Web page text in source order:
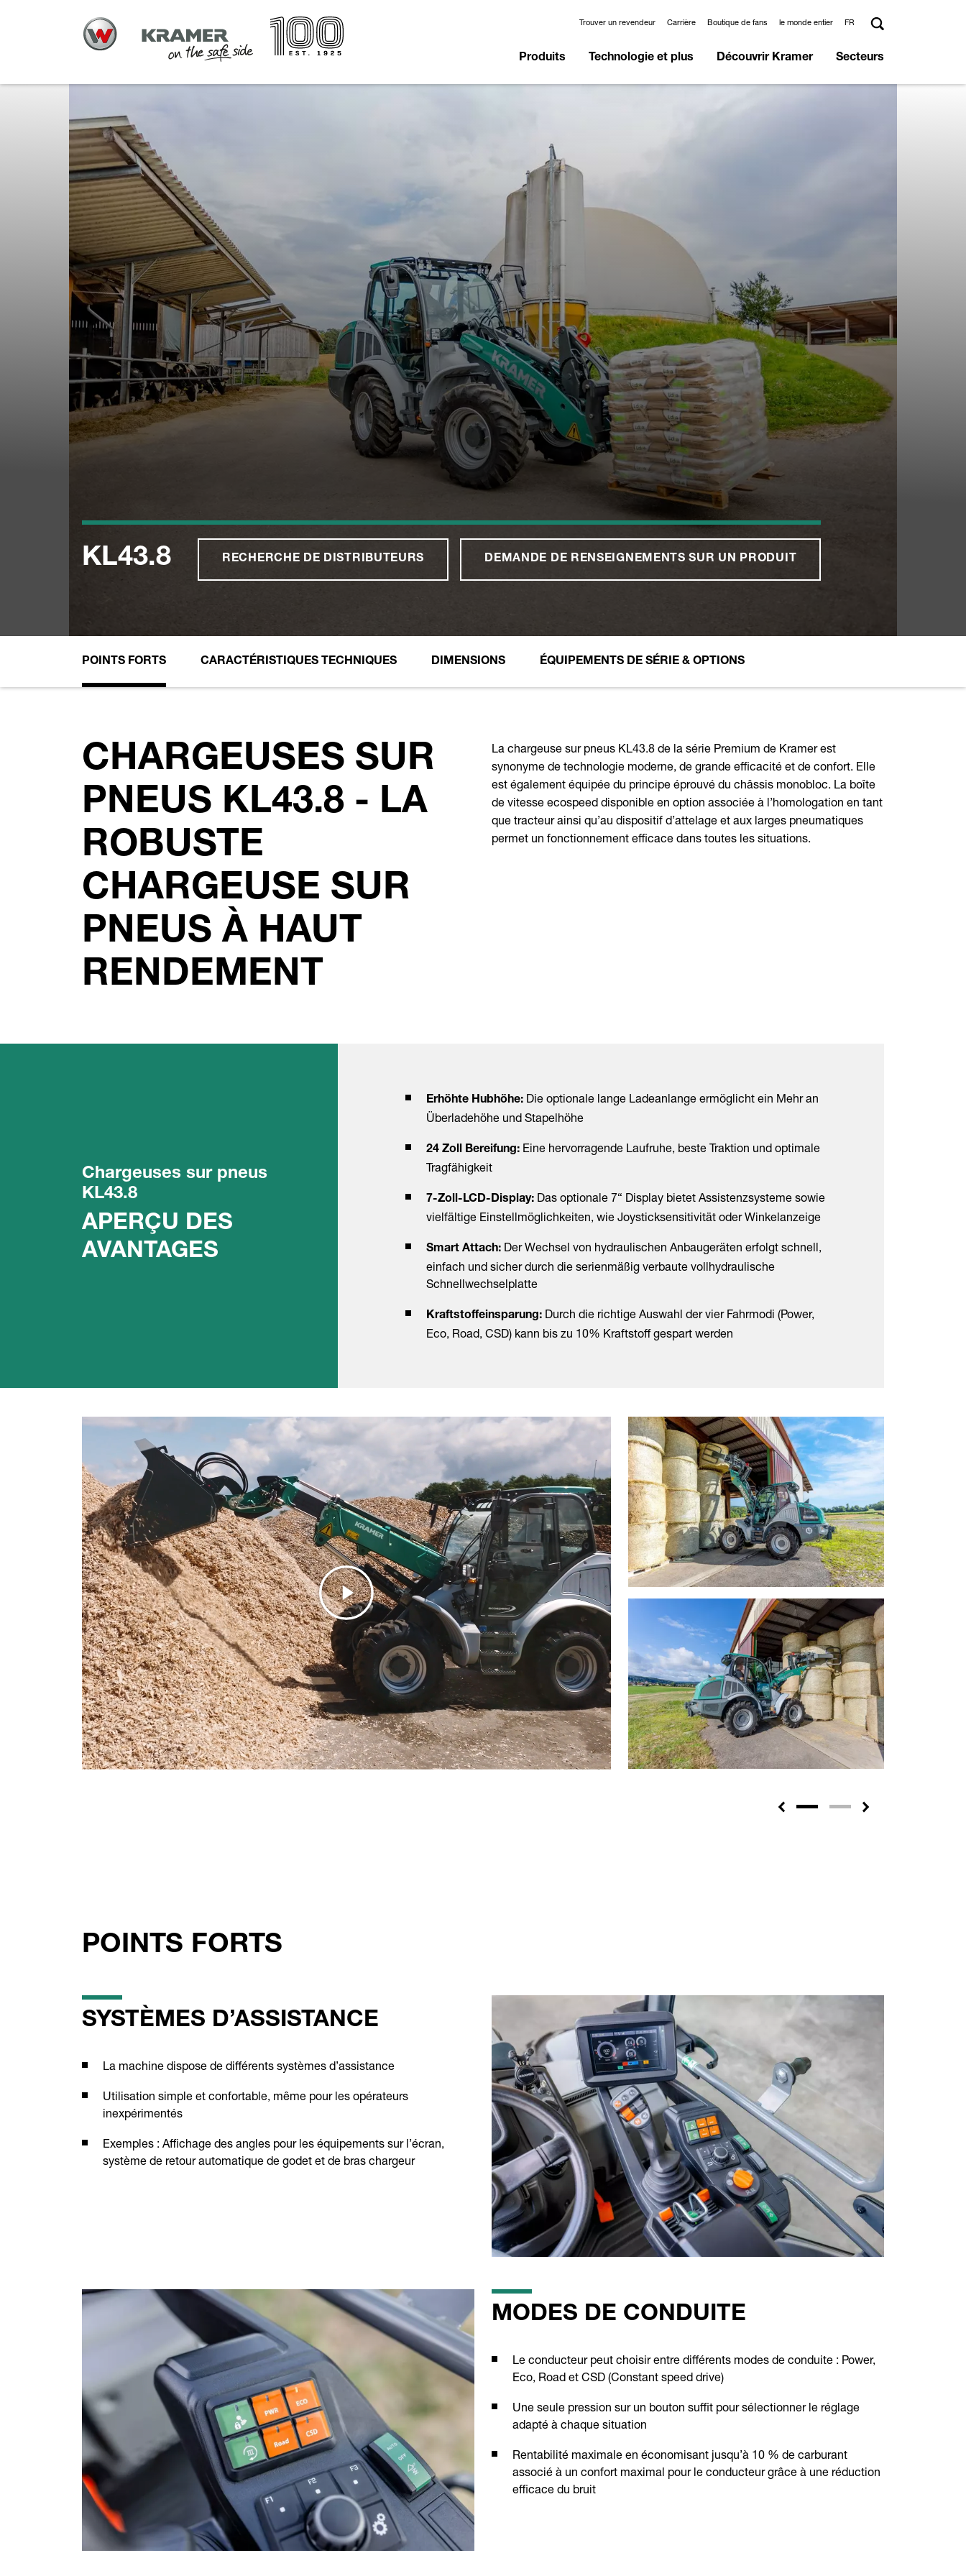
Trouver un revendeur Carrière Boutique de fans le monde entier FR
Produits Technologie et plus Découvrir Kramer Secteurs
KL43.8 RECHERCHE DE DISTRIBUTEURS DEMANDE DE RENSEIGNEMENTS SUR UN PRODUIT
POINTS FORTS CARACTÉRISTIQUES TECHNIQUES DIMENSIONS ÉQUIPEMENTS DE SÉRIE & OPTIONS
CHARGEUSES SUR
PNEUS KL43.8 - LA
ROBUSTE
CHARGEUSE SUR
PNEUS À HAUT
RENDEMENT
La chargeuse sur pneus KL43.8 de la série Premium de Kramer est
synonyme de technologie moderne, de grande efficacité et de confort. Elle
est également équipée du principe éprouvé du châssis monobloc. La boîte
de vitesse ecospeed disponible en option associée à l’homologation en tant
que tracteur ainsi qu’au dispositif d’attelage et aux larges pneumatiques
permet un fonctionnement efficace dans toutes les situations.
Chargeuses sur pneus
KL43.8
APERÇU DES
AVANTAGES
Erhöhte Hubhöhe: Die optionale lange Ladeanlange ermöglicht ein Mehr an
Überladehöhe und Stapelhöhe
24 Zoll Bereifung: Eine hervorragende Laufruhe, beste Traktion und optimale
Tragfähigkeit
7-Zoll-LCD-Display: Das optionale 7“ Display bietet Assistenzsysteme sowie
vielfältige Einstellmöglichkeiten, wie Joysticksensitivität oder Winkelanzeige
Smart Attach: Der Wechsel von hydraulischen Anbaugeräten erfolgt schnell,
einfach und sicher durch die serienmäßig verbaute vollhydraulische
Schnellwechselplatte
Kraftstoffeinsparung: Durch die richtige Auswahl der vier Fahrmodi (Power,
Eco, Road, CSD) kann bis zu 10% Kraftstoff gespart werden
Previous Next
POINTS FORTS
SYSTÈMES D’ASSISTANCE
La machine dispose de différents systèmes d’assistance
Utilisation simple et confortable, même pour les opérateurs
inexpérimentés
Exemples : Affichage des angles pour les équipements sur l’écran,
système de retour automatique de godet et de bras chargeur
MODES DE CONDUITE
Le conducteur peut choisir entre différents modes de conduite : Power,
Eco, Road et CSD (Constant speed drive)
Une seule pression sur un bouton suffit pour sélectionner le réglage
adapté à chaque situation
Rentabilité maximale en économisant jusqu’à 10 % de carburant
associé à un confort maximal pour le conducteur grâce à une réduction
efficace du bruit